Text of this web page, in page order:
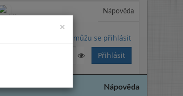
Nápověda
Nemůžu se přihlásit
Nápověda
×